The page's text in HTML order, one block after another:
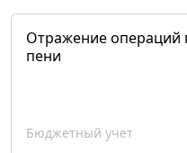
Отражение операций
пени
Бюджетный учет